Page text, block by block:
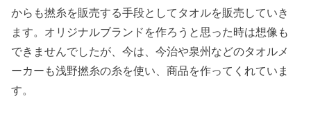
からも撚糸を販売する手段としてタオルを販売していき
ます。オリジナルブランドを作ろうと思った時は想像も
できませんでしたが、今は、今治や泉州などのタオルメ
ーカーも浅野撚糸の糸を使い、商品を作ってくれていま
す。